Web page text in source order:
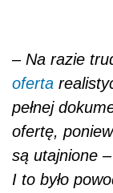
– Na razie
oferta
pełnej
ofertę,
są utajnione –
I to było